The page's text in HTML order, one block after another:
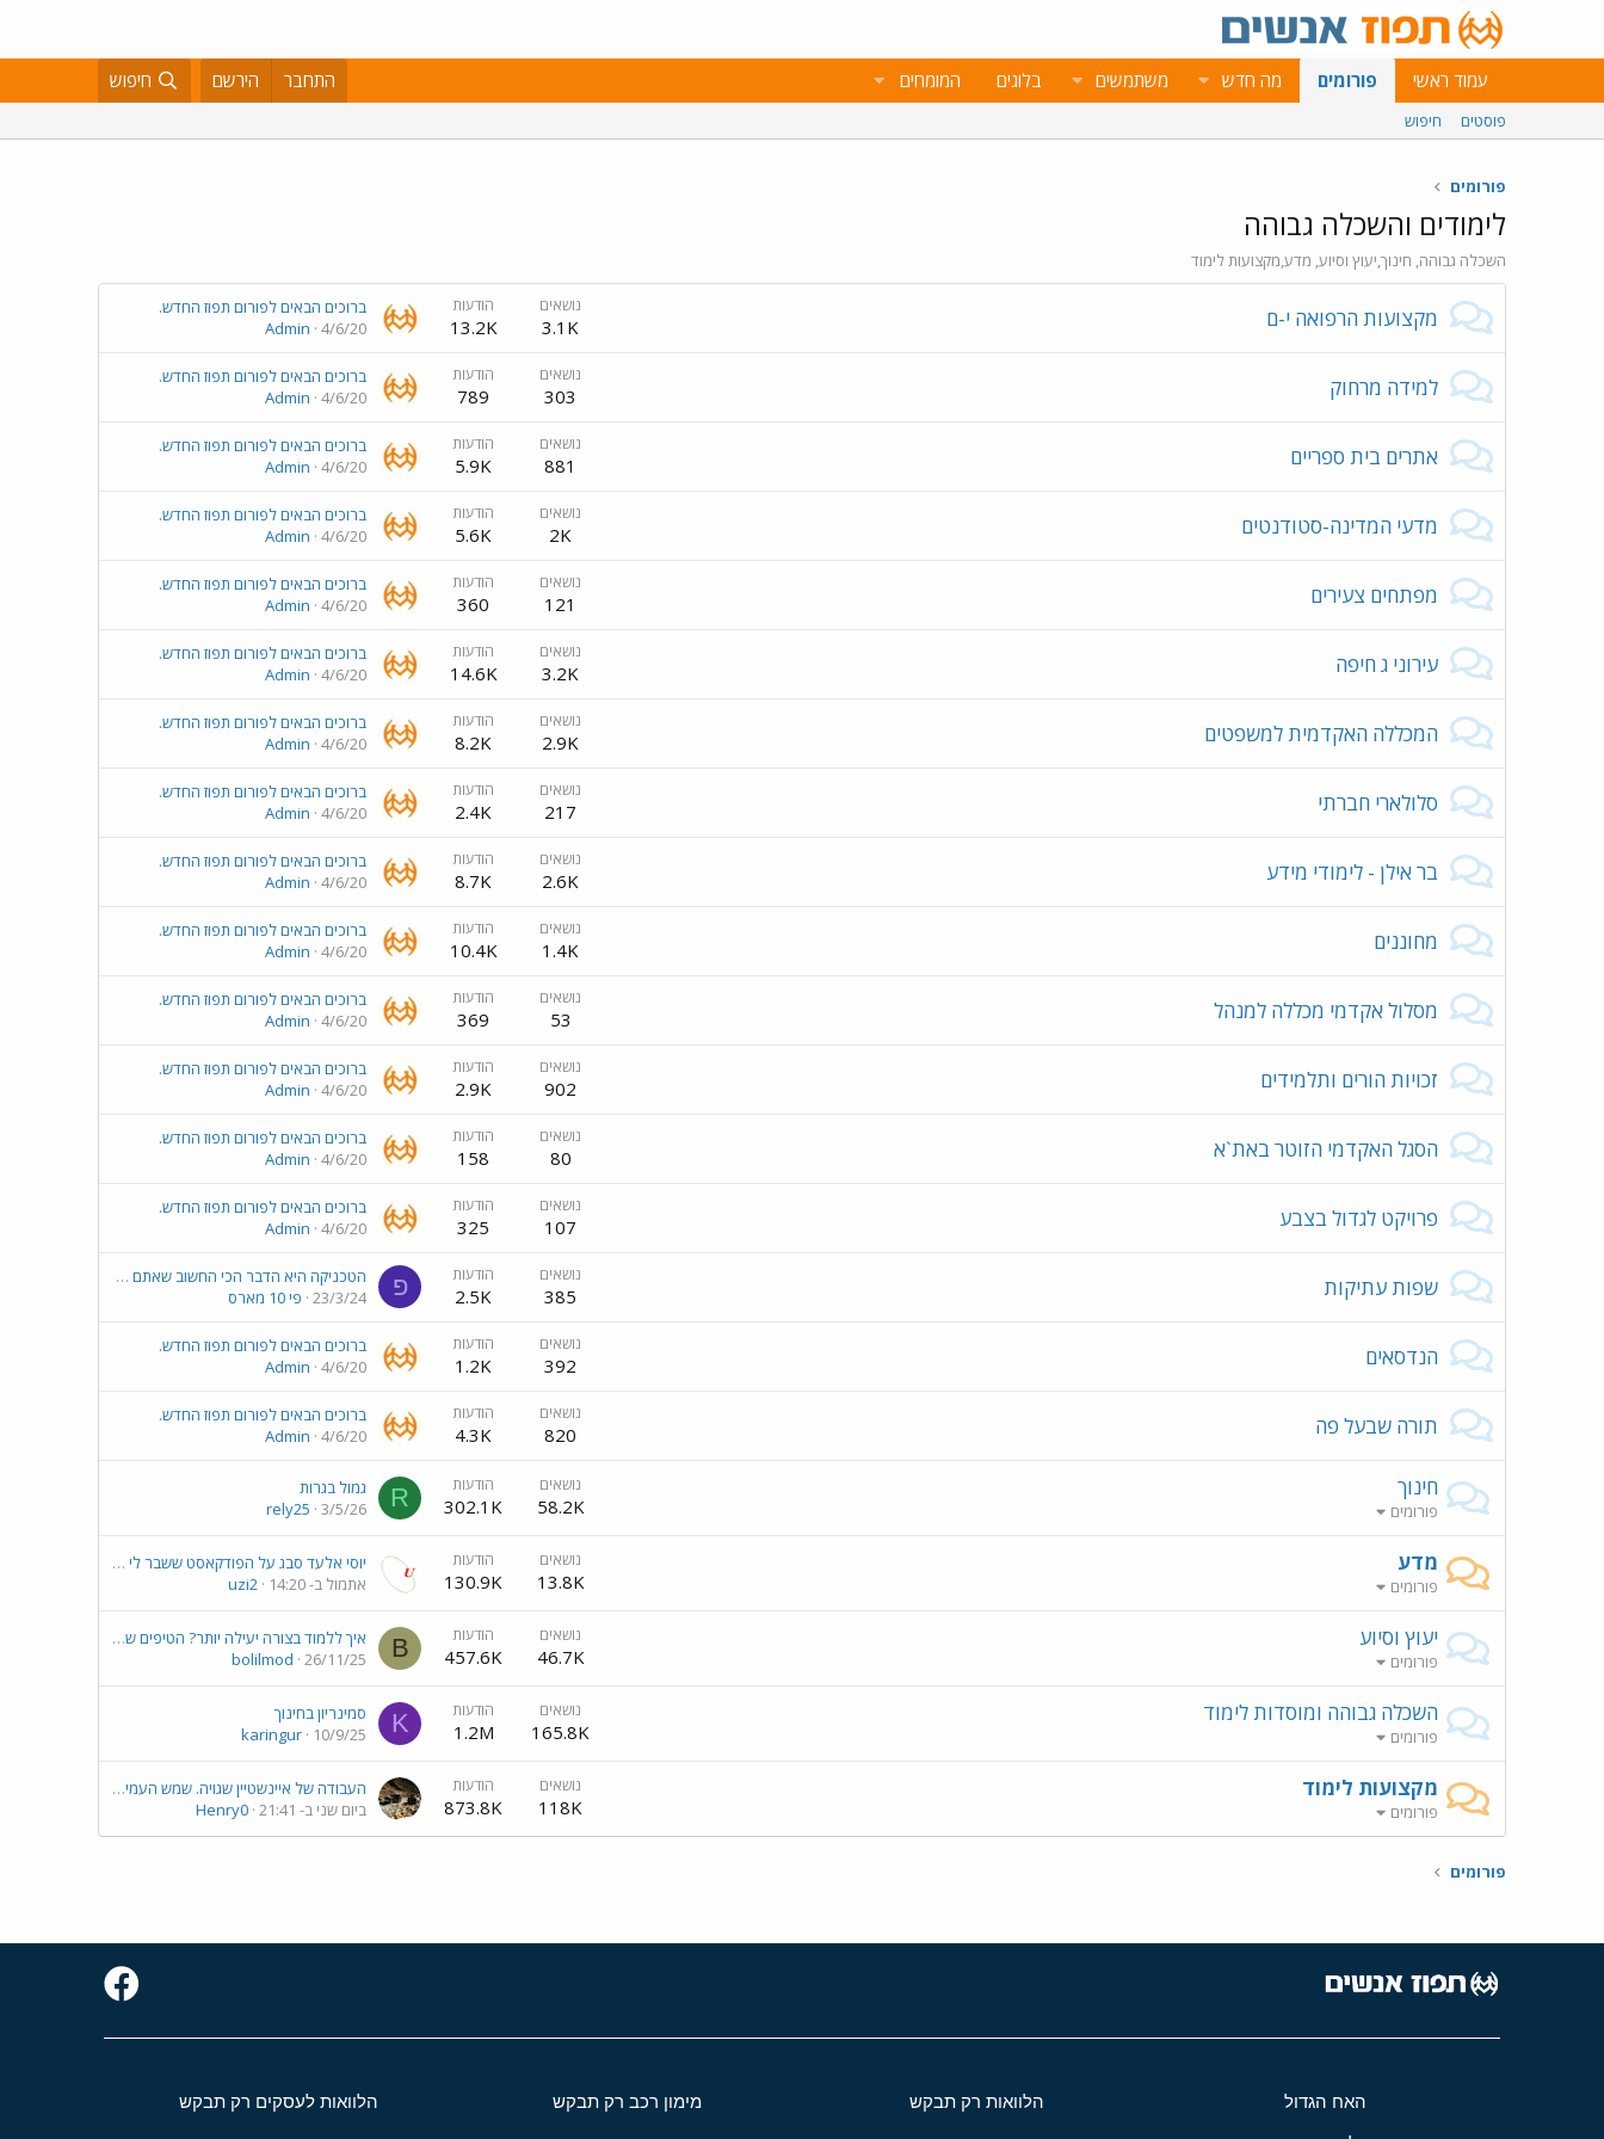
עמוד ראשי פורומים מה חדש משתמשים בלוגים המומחים התחבר הירשם חיפוש
פוסטים חיפוש
פורומים
לימודים והשכלה גבוהה
השכלה גבוהה, חינוך,יעוץ וסיוע, מדע,מקצועות לימוד
מקצועות הרפואה י-ם נושאים
3.1K
הודעות
13.2K
ברוכים הבאים לפורום תפוז החדש.
4/6/20
Admin
למידה מרחוק נושאים
303
הודעות
789
ברוכים הבאים לפורום תפוז החדש.
4/6/20
Admin
אתרים בית ספריים נושאים
881
הודעות
5.9K
ברוכים הבאים לפורום תפוז החדש.
4/6/20
Admin
מדעי המדינה-סטודנטים נושאים
2K
הודעות
5.6K
ברוכים הבאים לפורום תפוז החדש.
4/6/20
Admin
מפתחים צעירים נושאים
121
הודעות
360
ברוכים הבאים לפורום תפוז החדש.
4/6/20
Admin
עירוני ג חיפה נושאים
3.2K
הודעות
14.6K
ברוכים הבאים לפורום תפוז החדש.
4/6/20
Admin
המכללה האקדמית למשפטים נושאים
2.9K
הודעות
8.2K
ברוכים הבאים לפורום תפוז החדש.
4/6/20
Admin
סלולארי חברתי נושאים
217
הודעות
2.4K
ברוכים הבאים לפורום תפוז החדש.
4/6/20
Admin
בר אילן - לימודי מידע נושאים
2.6K
הודעות
8.7K
ברוכים הבאים לפורום תפוז החדש.
4/6/20
Admin
מחוננים נושאים
1.4K
הודעות
10.4K
ברוכים הבאים לפורום תפוז החדש.
4/6/20
Admin
מסלול אקדמי מכללה למנהל נושאים
53
הודעות
369
ברוכים הבאים לפורום תפוז החדש.
4/6/20
Admin
זכויות הורים ותלמידים נושאים
902
הודעות
2.9K
ברוכים הבאים לפורום תפוז החדש.
4/6/20
Admin
הסגל האקדמי הזוטר באת`א נושאים
80
הודעות
158
ברוכים הבאים לפורום תפוז החדש.
4/6/20
Admin
פרויקט לגדול בצבע נושאים
107
הודעות
325
ברוכים הבאים לפורום תפוז החדש.
4/6/20
Admin
שפות עתיקות נושאים
385
הודעות
2.5K פ
הטכניקה היא הדבר הכי החשוב שאתם צריכים לדעת בתכנות
23/3/24 פי 10 מארס
הנדסאים נושאים
392
הודעות
1.2K
ברוכים הבאים לפורום תפוז החדש.
4/6/20
Admin
תורה שבעל פה נושאים
820
הודעות
4.3K
ברוכים הבאים לפורום תפוז החדש.
4/6/20
Admin
חינוך
פורומים
נושאים
58.2K
הודעות
302.1K
R
גמול בגרות
3/5/26
rely25
מדע
פורומים
נושאים
13.8K
הודעות
130.9K
יוסי אלעד סבג על הפודקאסט ששבר לי את השיטה שעבדתי לפיה שנים
אתמול ב- 14:20
uzi2
יעוץ וסיוע
פורומים
נושאים
46.7K
הודעות
457.6K
B
איך ללמוד בצורה יעילה יותר? הטיפים שיעזרו לכל תלמיד להתקדם מהר (כולל כלים פרקטיים)
26/11/25
bolilmod
השכלה גבוהה ומוסדות לימוד
פורומים
נושאים
165.8K
הודעות
1.2M
K
סמינריון בחינוך
10/9/25
karingur
מקצועות לימוד
פורומים
נושאים
118K
הודעות
873.8K
העבודה של איינשטיין שגויה. שמש העמים, הגאון הענק, מסביר ומדגים באמצעות שלוש הוכחות פילוסופיות-לוגיות מבוססות עיקרון תערו של אוקאם.
ביום שני ב- 21:41
Henry0
פורומים
האח הגדול הלוואות רק תבקש מימון רכב רק תבקש הלוואות לעסקים רק תבקש